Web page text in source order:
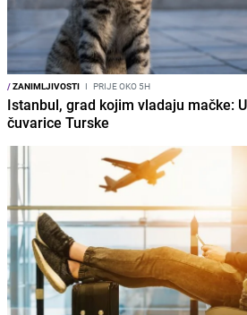
/ZANIMLJIVOSTI I PRIJE OKO 5H
Istanbul, grad kojim vladaju mačke:
čuvarice Turske